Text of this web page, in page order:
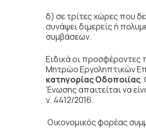
δ) σε τρίτες χώρες που
συνάψει διμερείς ή
συμβάσεων.
Ειδικά οι προσφέροντες
Μητρώο Εργοληπτικών
κατηγορίας Οδοποιίας.
Ένωσης απαιτείται να
ν. 4412/2016.
Οικονομικός φορέας